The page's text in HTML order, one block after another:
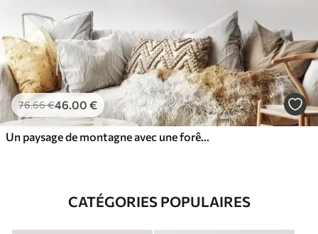
76.66€46.00 €
Un paysage de montagne avec une forêt et des oiseaux volant dans le ciel, le tout recouvert d'une épaisse couche de brouillard au lever du soleil
CATÉGORIES POPULAIRES